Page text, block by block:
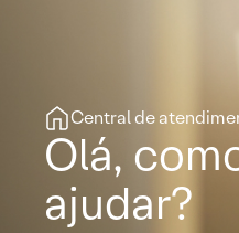
Central de
Olá,
ajudar?